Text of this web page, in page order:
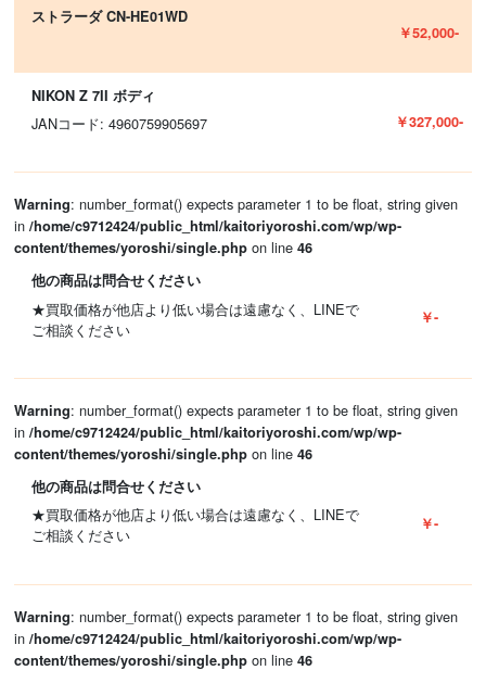
ストラーダ CN-HE01WD
￥52,000-
NIKON Z 7II ボディ
JANコード: 4960759905697 ￥327,000-
Warning: number_format() expects parameter 1 to be float, string given
in /home/c9712424/public_html/kaitoriyoroshi.com/wp/wp-
content/themes/yoroshi/single.phpon line 46
他の商品は問合せください
★買取価格が他店より低い場合は遠慮なく、LINEで
ご相談ください
￥-
Warning: number_format() expects parameter 1 to be float, string given
in /home/c9712424/public_html/kaitoriyoroshi.com/wp/wp-
content/themes/yoroshi/single.phpon line 46
他の商品は問合せください
★買取価格が他店より低い場合は遠慮なく、LINEで
ご相談ください
￥-
Warning: number_format() expects parameter 1 to be float, string given
in /home/c9712424/public_html/kaitoriyoroshi.com/wp/wp-
content/themes/yoroshi/single.phpon line 46